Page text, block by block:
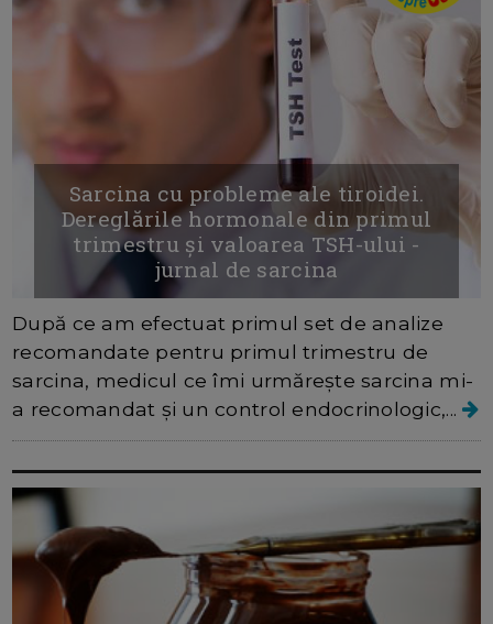
Sarcina cu probleme ale tiroidei.
Dereglările hormonale din primul
trimestru și valoarea TSH-ului -
jurnal de sarcina
După ce am efectuat primul set de analize
recomandate pentru primul trimestru de
sarcina, medicul ce îmi urmărește sarcina mi-
a recomandat și un control endocrinologic,...